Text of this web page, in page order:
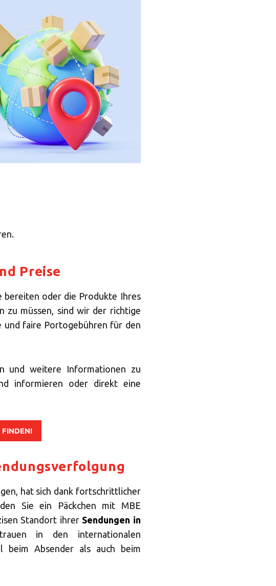
Preise
bereiten oder die Produkte Ihres
zu müssen, sind wir der richtige
und faire Portogebühren für den
und weitere Informationen zu
informieren oder direkt eine
FINDEN!
hat sich dank fortschrittlicher
Sie ein Päckchen mit MBE
Standort ihrer Sendungen in
in den internationalen
beim Absender als auch beim
Africa
ROW
Center
IN